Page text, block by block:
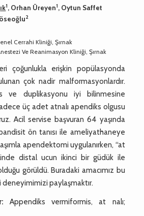
1, Orhan Üreyen1, Oytun Saffet
2
Cerrahi Kliniği, Şırnak
Ve Reanimasyon Kliniği, Şırnak
çoğunlukla erişkin popülasyonda
çok nadir malformasyonlardır.
ve duplikasyonu iyi bilinmesine
üç adet atnalı apendiks olgusu
Acil servise başvuran 64 yaşında
ön tanısı ile ameliyathaneye
apendektomi uygulanırken, “at
distal ucun ikinci bir güdük ile
görüldü. Buradaki amacımız bu
deneyimimizi paylaşmaktır.
Appendiks vermiformis, at nalı;